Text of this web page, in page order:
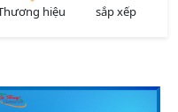
hiệu
sắp xếp